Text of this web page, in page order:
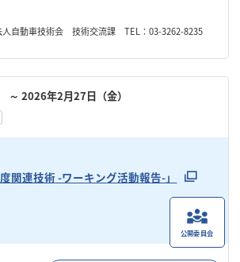
人自動車技術会 技術交流課 TEL：03-3262-8235
～ 2026年2月27日（金）
関連技術 -ワーキング活動報告-」
公開委員会